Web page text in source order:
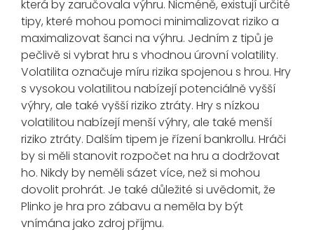
která by zaručovala výhru. Nicméně, existují určité
tipy, které mohou pomoci minimalizovat riziko a
maximalizovat šanci na výhru. Jedním z tipů je
pečlivě si vybrat hru s vhodnou úrovní volatility.
Volatilita označuje míru rizika spojenou s hrou. Hry
s vysokou volatilitou nabízejí potenciálně vyšší
výhry, ale také vyšší riziko ztráty. Hry s nízkou
volatilitou nabízejí menší výhry, ale také menší
riziko ztráty. Dalším tipem je řízení bankrollu. Hráči
by si měli stanovit rozpočet na hru a dodržovat
ho. Nikdy by neměli sázet více, než si mohou
dovolit prohrát. Je také důležité si uvědomit, že
Plinko je hra pro zábavu a neměla by být
vnímána jako zdroj příjmu.